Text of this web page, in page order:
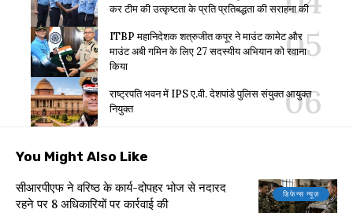
कर टीम की उत्कृष्टता के प्रति प्रतिबद्धता की सराहना की
ITBP महानिदेशक शत्रुजीत कपूर ने माउंट कामेट और
माउंट अबी गमिन के लिए 27 सदस्यीय अभियान को रवाना
किया
राष्ट्रपति भवन में IPS ए.वी. देशपांडे पुलिस संयुक्त आयुक्त
नियुक्त
You Might Also Like
डिफेन्स न्यूज़
सीआरपीएफ ने वरिष्ठ के कार्य-दोपहर भोज से नदारद
रहने पर 8 अधिकारियों पर कार्रवाई की